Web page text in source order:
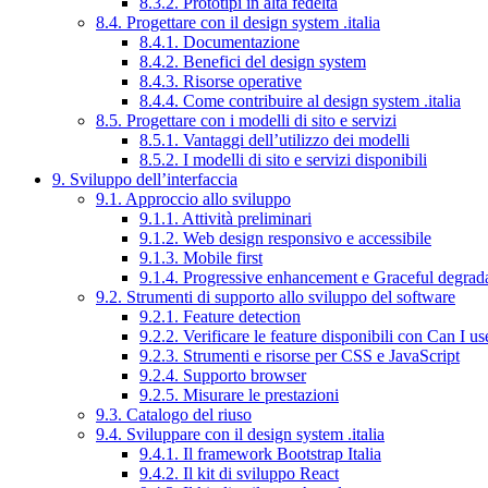
8.4. Progettare con il design system .italia
8.4.1. Documentazione
8.4.2. Benefici del design system
8.4.3. Risorse operative
8.4.4. Come contribuire al design system .italia
8.5. Progettare con i modelli di sito e servizi
8.5.1. Vantaggi dell’utilizzo dei modelli
8.5.2. I modelli di sito e servizi disponibili
9. Sviluppo dell’interfaccia
9.1. Approccio allo sviluppo
9.1.1. Attività preliminari
9.1.2. Web design responsivo e accessibile
9.1.3. Mobile first
9.1.4. Progressive enhancement e Graceful
9.2. Strumenti di supporto allo sviluppo del software
9.2.1. Feature detection
9.2.2. Verificare le feature disponibili con Can I
9.2.3. Strumenti e risorse per CSS e JavaScript
9.2.4. Supporto browser
9.2.5. Misurare le prestazioni
9.3. Catalogo del riuso
9.4. Sviluppare con il design system .italia
9.4.1. Il framework Bootstrap Italia
9.4.2. Il kit di sviluppo React